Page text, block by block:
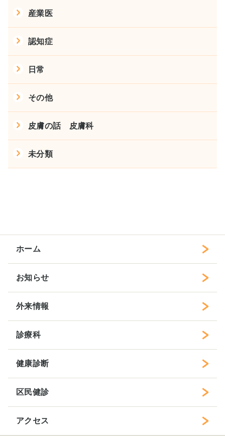
産業医
認知症
日常
その他
皮膚の話 皮膚科
未分類
ホーム
お知らせ
外来情報
診療科
健康診断
区民健診
アクセス